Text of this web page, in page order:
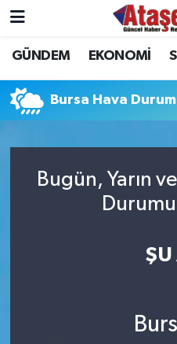
GÜNDEM EKONOMİ
Bursa Hava
Bugün, Yarın
ŞU
Hava Durumu
Trafik Durumu
Tüm Manşetler